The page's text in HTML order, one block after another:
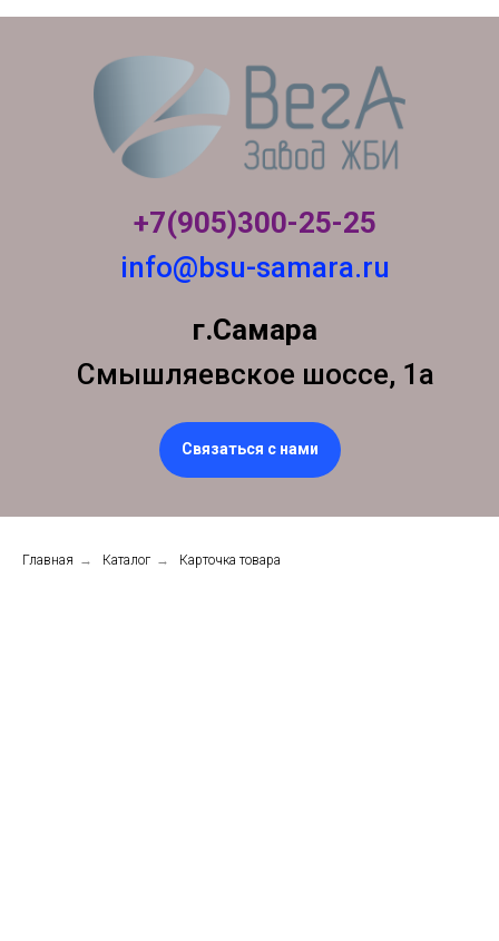
+7(905)300-25-25
info@bsu-samara.ru
г.Самара
Смышляевское шоссе, 1а
Связаться с нами
Главная → Каталог → Карточка товара